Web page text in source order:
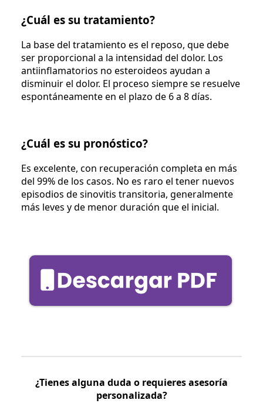
¿Cuál es su tratamiento?
La base del tratamiento es el reposo, que debe
ser proporcional a la intensidad del dolor. Los
antiinflamatorios no esteroideos ayudan a
disminuir el dolor. El proceso siempre se resuelve
espontáneamente en el plazo de 6 a 8 días.
¿Cuál es su pronóstico?
Es excelente, con recuperación completa en más
del 99% de los casos. No es raro el tener nuevos
episodios de sinovitis transitoria, generalmente
más leves y de menor duración que el inicial.
¿Tienes alguna duda o requieres asesoría
personalizada?